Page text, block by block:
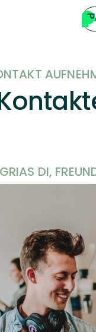
GRIAS DI,